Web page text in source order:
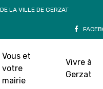
LA VILLE DE GERZAT
Vous et
votre
mairie
Vivre à
Gerzat